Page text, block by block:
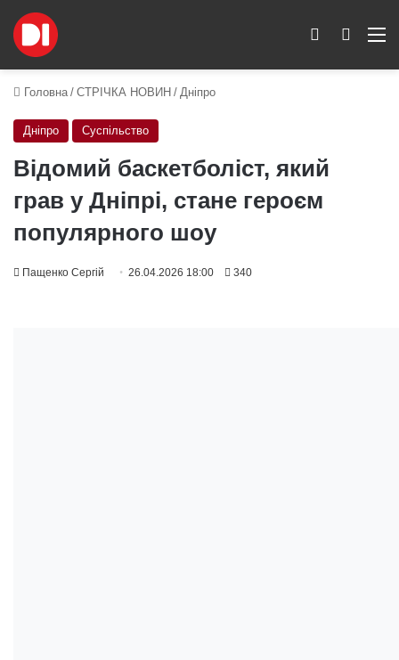
Пошук
Switch skin
Головна / СТРІЧКА НОВИН / Дніпро
Дніпро Суспільство
Відомий баскетболіст, який
грав у Дніпрі, стане героєм
популярного шоу
Пащенко Сергій 26.04.2026 18:00 340